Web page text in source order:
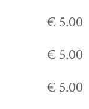
€ 5.00
€ 5.00
€ 5.00